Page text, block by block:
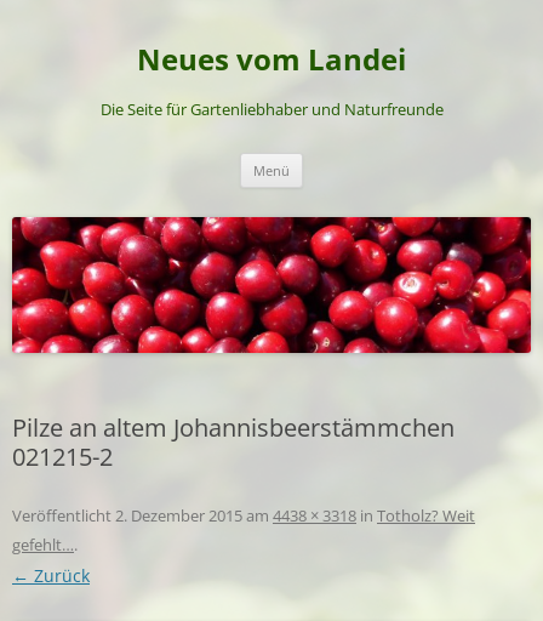
Neues vom Landei
Die Seite für Gartenliebhaber und Naturfreunde
Menü
Pilze an altem Johannisbeerstämmchen
021215-2
Veröffentlicht2. Dezember 2015am 4438 × 3318 in Totholz? Weit
gefehlt….
← Zurück